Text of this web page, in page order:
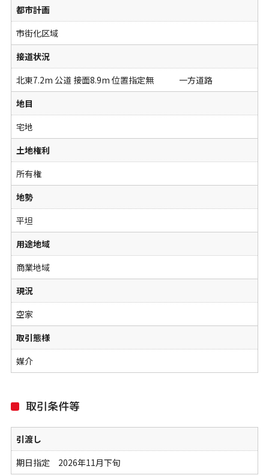
都市計画
市街化区域
接道状況
北東7.2m 公道 接面8.9m 位置指定無 一方道路
地目
宅地
土地権利
所有権
地勢
平坦
用途地域
商業地域
現況
空家
取引態様
媒介
取引条件等
引渡し
期日指定 2026年11月下旬